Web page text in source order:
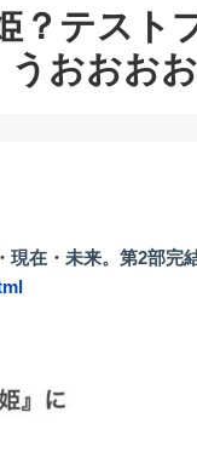
？テスト
おおおお
現在・未来。第2部完